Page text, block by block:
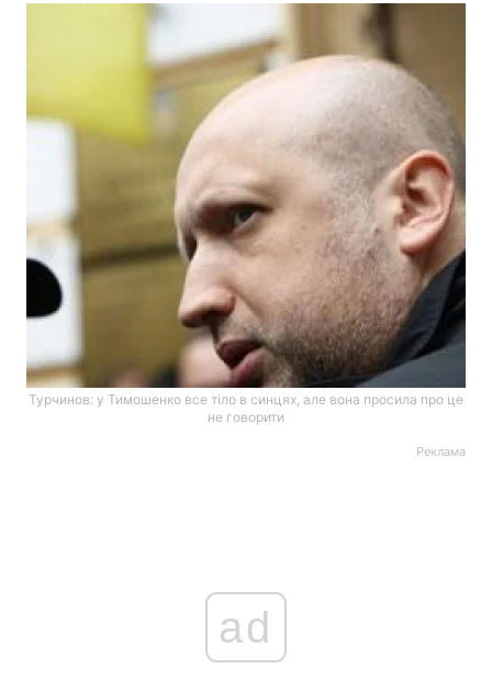
Турчинов: у Тимошенко все тіло в синцях, але вона просила про це
не говорити
Реклама
ad